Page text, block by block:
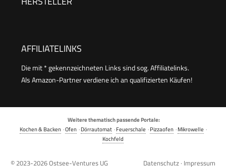
AFFILIATELINKS
Die mit * gekennzeichneten Links sind sog. Affiliatelinks.
Als Amazon-Partner verdiene ich an qualifizierten Käufen!
Weitere thematisch passende Portale:
Kochen & Backen·Ofen·Dörrautomat·Feuerschale ·Pizzaofen·Mikrowelle ·
Kochfeld
© 2023-2026Ostsee-Ventures UG Datenschutz · Impressum